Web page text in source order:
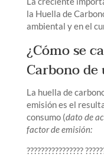
la Huella de
ambiental y en el
¿Cómo se
Carbono de
La huella de
emisión es el
consumo (dato de
factor de emisión:
????????????????